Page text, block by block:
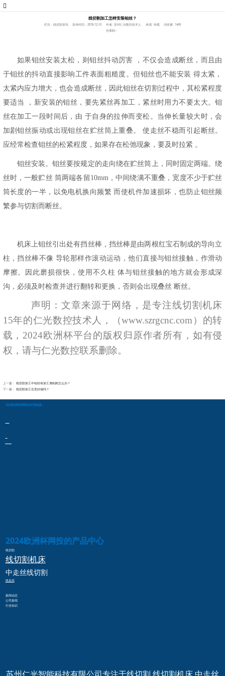
线切割加工怎样安装钼丝？
栏目：线切割资讯 发布时间：2018-12-10 作者: 苏州仁光数控技术人 来源: 转载
浏览量: 1449
分享到：
如果钼丝安装太松，则钼丝抖动厉害
，不仅会造成断丝，而且由
于钼丝的抖动直接影响工件表面粗糙度。但钼丝也不能安装 得太紧，
太紧内应力增大，也会造成断丝，因此钼丝在切割过程中，其松紧程度
要适当
，新安装的钼丝，要先紧丝再加工，紧丝时用力不要太大。钼
丝在加工一段时间后，由 于自身的拉伸而变松。当伸长量较大时，会
加剧钼丝振动或出现钼丝在贮丝筒上重叠。
使走丝不稳而引起断丝。
应经常检查钼丝的松紧程度，如果存在松弛现象，要及时拉紧 。
钼丝安装。钼丝要按规定的走向绕在贮丝筒上，同时固定两端。绕
丝时，一般贮丝 筒两端各留10mm，中间绕满不重叠，宽度不少于贮丝
筒长度的一半，以免电机换向频繁 而使机件加速损坏，也防止钼丝频
繁参与切割而断丝。
机床上钼丝引出处有挡丝棒，挡丝棒是由两根红宝石制成的导向立
柱，挡丝棒不像 导轮那样作滚动运动，他们直接与钼丝接触，作滑动
摩擦。因此磨损很快，使用不久柱 体与钼丝接触的地方就会形成深
沟，必须及时检查并进行翻转和更换，否则会出现叠丝 断丝。
声明 ：文章来源于网络，是专注线切割机床
15年的仁光数控技术人，（www.szrgcnc.com） 的转
载， 2024欧洲杯平台的版权归原作者所有，如有侵
权，请与仁光数控联系删除。
上一篇： 线切割加工中钼丝有加工屑粘附怎么办？
下一篇： 线切割加工生意好做吗？
2024欧洲杯网投的友情链接：
2024欧洲杯网投的产品中心
线切割
线切割机床
中走丝线切割
快走丝
新闻动态
公司新闻
行业知识